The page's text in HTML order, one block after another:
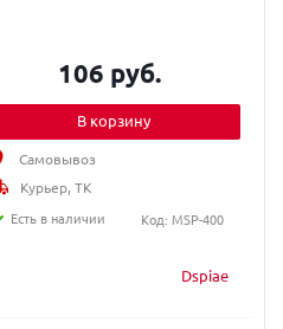
Dspiae
106 руб.
В корзину
Самовывоз
Курьер, ТК
Есть в наличии
Код: MSP-400